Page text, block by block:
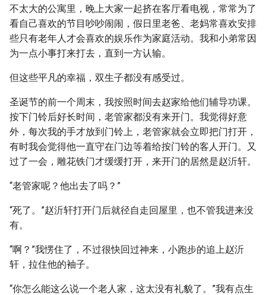
不太大的公寓里，晚上大家一起挤在客厅看电视，常常为了
看自己喜欢的节目吵吵闹闹，假日里老爸、老妈常喜欢安排
些只有老年人才会喜欢的娱乐作为家庭活动。我和小弟常因
为一点小事打来打去，直到一方认输。
但这些平凡的幸福，双生子都没有感受过。
圣诞节的前一个周末，我按照时间去赵家给他们辅导功课。
按下门铃后好长时间，老管家都没有来开门。我觉得好意
外，每次我的手才放到门铃上，老管家就会立即把门打开，
有时我会觉得他一直守在门边等着给按门铃的客人开门。又
过了一会，雕花铁门才缓缓打开，来开门的居然是赵沂轩。
“老管家呢？他出去了吗？”
“死了。”赵沂轩打开门后就径自走回屋里，也不管我进来没
有。
“啊？”我愣住了，不过很快回过神来，小跑步的追上赵沂
轩，拉住他的袖子。
“你怎么能这么说一个老人家，这太没有礼貌了。”我有点生